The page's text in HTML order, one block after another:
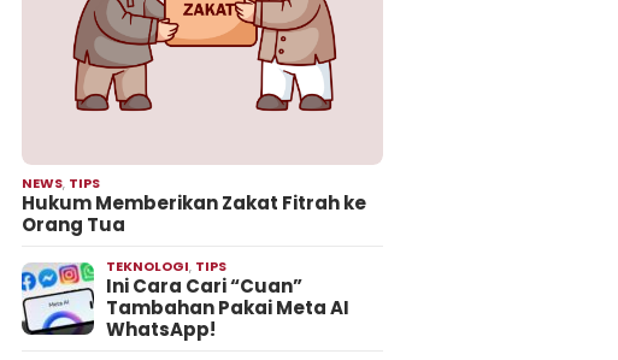
NEWS, TIPS
Hukum Memberikan Zakat Fitrah ke
Orang Tua
TEKNOLOGI, TIPS
Ini Cara Cari “Cuan”
Tambahan Pakai Meta AI
WhatsApp!